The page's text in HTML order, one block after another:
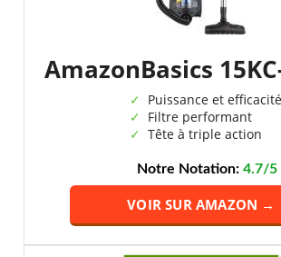
AmazonBasics
Puissance et efficacité
Filtre performant
Tête à triple action
Notre Notation:4.7/5
VOIR SUR AMAZON →